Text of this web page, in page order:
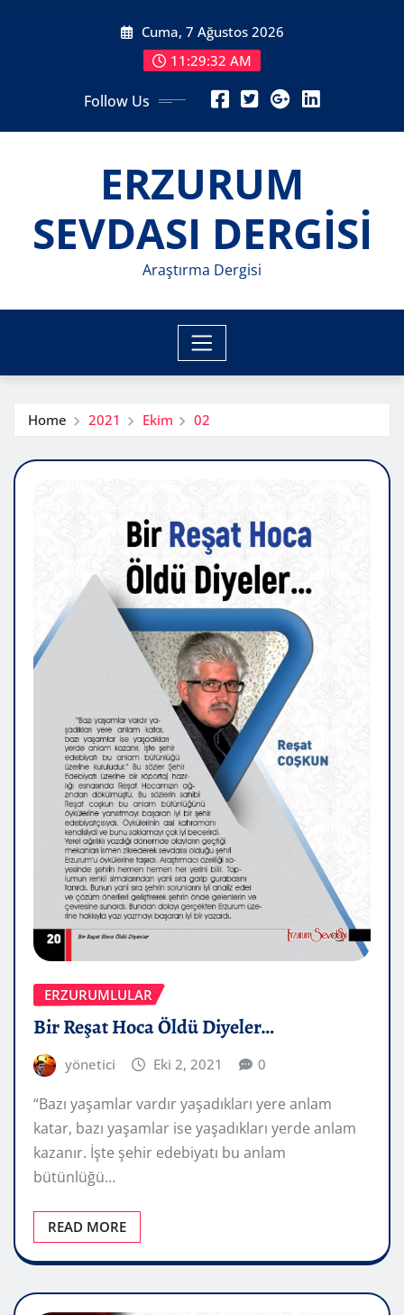
Cuma, 7 Ağustos 2026
11:29:34 AM
Follow Us
ERZURUM
SEVDASI DERGİSİ
Araştırma Dergisi
Home 2021 Ekim 02
ERZURUMLULAR
Bir Reşat Hoca Öldü Diyeler…
yönetici Eki 2, 2021 0
“Bazı yaşamlar vardır yaşadıkları yere anlam
katar, bazı yaşamlar ise yaşadıkları yerde anlam
kazanır. İşte şehir edebiyatı bu anlam
bütünlüğü…
READ MORE